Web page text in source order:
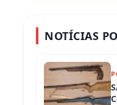
NOTÍCIAS